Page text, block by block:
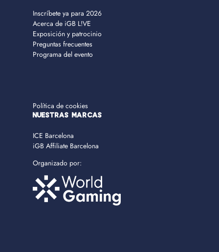
Inscríbete ya para 2026
Acerca de iGB L!VE
Exposición y patrocinio
Preguntas frecuentes
Programa del evento
Política de cookies
NUESTRAS MARCAS
ICE Barcelona
iGB Affiliate Barcelona
Organizado por: